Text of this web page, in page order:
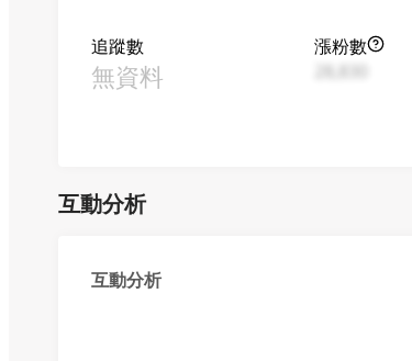
追蹤數
無資料
漲粉數
互動分析
互動分析